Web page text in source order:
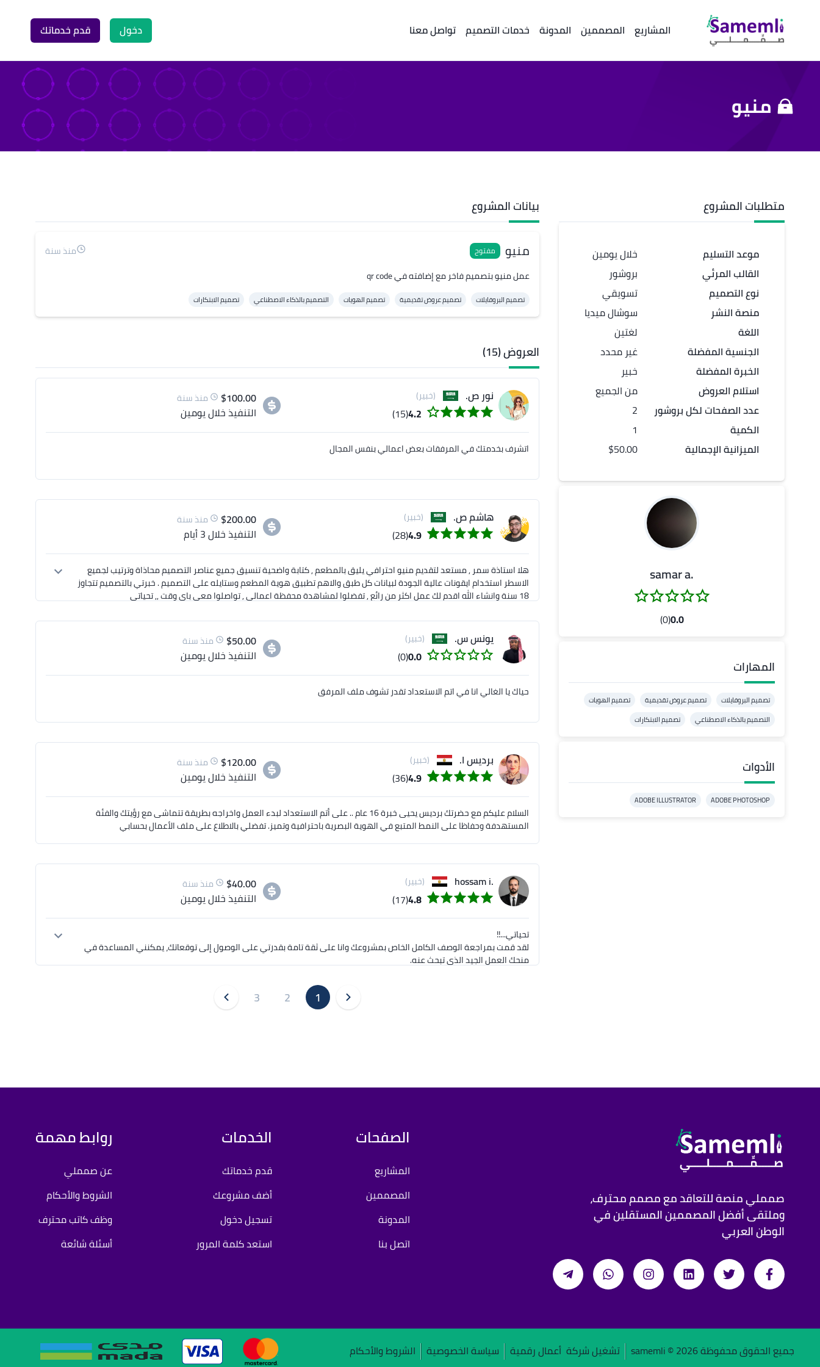
المشاريع المصممين المدونة خدمات التصميم تواصل معنا دخول قدم خدماتك
منيو
متطلبات المشروع
موعد التسليم
القالب المرئي
نوع التصميم
منصة النشر
اللغة
الجنسية المفضلة
الخبرة المفضلة
استلام العروض
عددالصفحاتلكلبروشور
الكمية
الميزانية الإجمالية
خلال يومين
بروشور
تسويقي
سوشال ميديا
لغتين
غير محدد
خبير
من الجميع
2
1
$50.00
.samar a
0.0
(0)
المهارات
تصميم البروفايلات تصميم عروض تقديمية
تصميم الهويات
التصميم بالذكاء الاصطناعي
تصميم الابتكارات
الأدوات
ADOBE PHOTOSHOP
ADOBE ILLUSTRATOR
بيانات المشروع
منيو مفتوح
منذ سنة
عمل منيو بتصميم فاخر مع إضافته في qr code
تصميم البروفايلات تصميم عروض تقديمية تصميم الهويات التصميم بالذكاء الاصطناعي تصميم الابتكارات
العروض (15)
نور ص. (خبير)
4.2
(15)
$100.00 منذ سنة
التنفيذخلال يومين
اتشرف بخدمتك في المرفقات بعض اعمالي بنفس المجال
هاشم ص. (خبير)
4.9
(28)
$200.00 منذ سنة
التنفيذخلال 3 أيام
18 سنة وانشاء الله اقدم لك عمل اكثر من رائع , تفضلوا لمشاهدة محفظة اعمالي , تواصلوا معي باي وقت ,, تحياتي
يونس س. (خبير)
0.0
(0)
$50.00 منذ سنة
التنفيذخلال يومين
حياك يا الغالي انا في اتم الاستعداد تقدر تشوف ملف المرفق
برديس ا. (خبير)
4.9
(36)
$120.00 منذ سنة
التنفيذخلال يومين
السلام عليكم مع حضرتك برديس يحيى خبرة 16 عام .. على أتم الاستعداد لبدء العمل واخراجه بطريقة تتماشى مع رؤيتك والفئة
المستهدفة وحفاظا على النمط المتبع في الهوية البصرية باحترافية وتميز. تفضلي بالاطلاع على ملف الأعمال بحسابي
.hossam i (خبير)
4.8
(17)
$40.00 منذ سنة
التنفيذخلال يومين
1
2
3
صمملي منصة للتعاقد مع مصمم محترف،
وملتقى أفضل المصممين المستقلين في
الوطن العربي
الصفحات
المشاريع
المصممين
المدونة
اتصل بنا
الخدمات
قدم خدماتك
أضف مشروعك
تسجيل دخول
استعد كلمة المرور
روابط مهمة
عن صمملي
الشروط والأحكام
وظف كاتب محترف
أسئلة شائعة
جميع الحقوق محفوظة samemli ©2026 تشغيل شركة أعمال رقمية سياسة الخصوصية الشروط والأحكام